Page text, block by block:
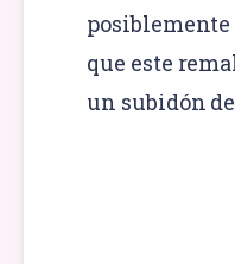
posiblemente
que este
un subidón